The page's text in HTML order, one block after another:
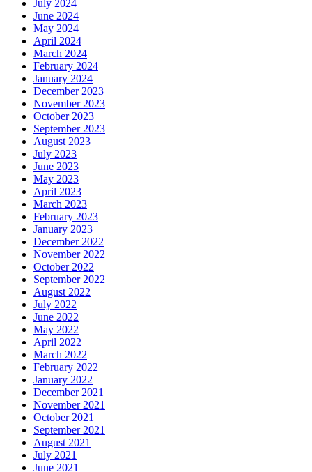
July 2024
June 2024
May 2024
April 2024
March 2024
February 2024
January 2024
December 2023
November 2023
October 2023
September 2023
August 2023
July 2023
June 2023
May 2023
April 2023
March 2023
February 2023
January 2023
December 2022
November 2022
October 2022
September 2022
August 2022
July 2022
June 2022
May 2022
April 2022
March 2022
February 2022
January 2022
December 2021
November 2021
October 2021
September 2021
August 2021
July 2021
June 2021